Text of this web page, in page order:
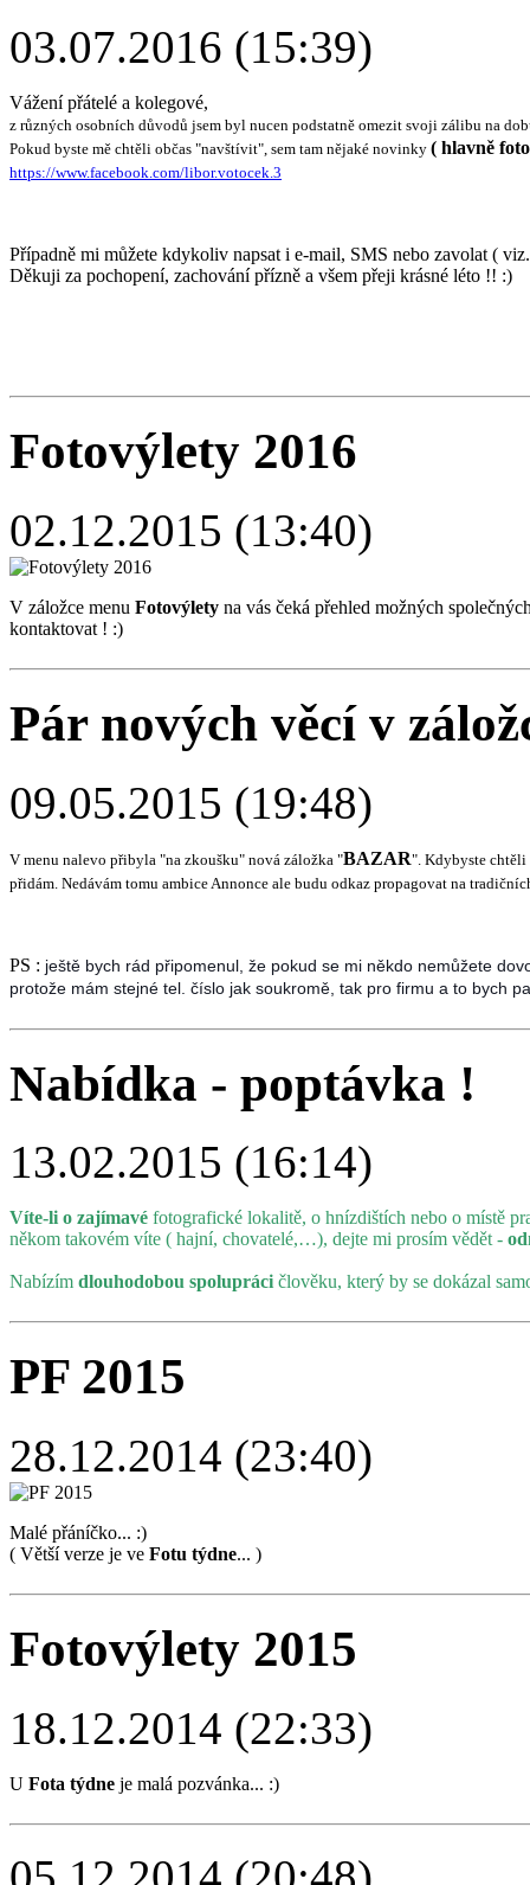
03.07.2016 (15:39)
Vážení přátelé a kolegové,
z různých osobních důvodů jsem byl nucen podstatně omezit svoji zálibu na
Pokud byste mě chtěli občas "navštívit", sem tam nějaké novinky ( hlavně
https://www.facebook.com/libor.votocek.3
Případně mi můžete kdykoliv napsat i e-mail, SMS nebo zavolat (
Děkuji za pochopení, zachování přízně a všem přeji krásné léto !! :)
Fotovýlety 2016
02.12.2015 (13:40)
V záložce menu Fotovýlety na vás čeká přehled možných
kontaktovat ! :)
Pár nových věcí v
09.05.2015 (19:48)
V menu nalevo přibyla "na zkoušku" nová záložka "BAZAR". Kdybyste chtěli
přidám. Nedávám tomu ambice Annonce ale budu odkaz propagovat na
PS : ještě bych rád připomenul, že pokud se mi někdo nemůžete
protože mám stejné tel. číslo jak soukromě, tak pro firmu a to bych
Nabídka - poptávka !
13.02.2015 (16:14)
Víte-li o zajímavé fotografické lokalitě, o hnízdištích nebo o místě
někom takovém víte ( hajní, chovatelé,…), dejte mi prosím vědět -
Nabízím dlouhodobou spoluprácičlověku, který by se dokázal
PF 2015
28.12.2014 (23:40)
Malé přáníčko... :)
( Větší verze je ve Fotu týdne... )
Fotovýlety 2015
18.12.2014 (22:33)
U Fota týdne je malá pozvánka... :)